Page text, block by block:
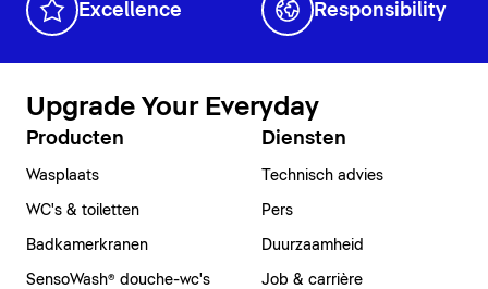
Excellence Responsibility
Upgrade Your Everyday
Producten
Wasplaats
WC's & toiletten
Badkamerkranen
SensoWash® douche-wc's
Diensten
Technisch advies
Pers
Duurzaamheid
Job & carrière